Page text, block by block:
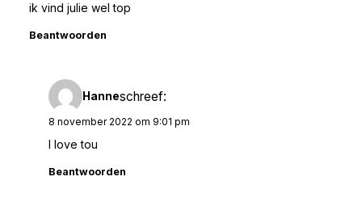
ik vind julie wel top
Beantwoorden
Hanneschreef:
8 november 2022 om 9:01 pm
I love tou
Beantwoorden